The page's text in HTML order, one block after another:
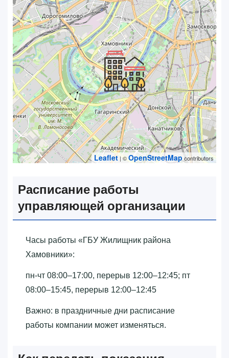
Leaflet| ©OpenStreetMapcontributors
Расписание работы
управляющей организации
Часы работы «‎ГБУ Жилищник района
Хамовники»‎:
пн-чт 08:00–17:00, перерыв 12:00–12:45; пт
08:00–15:45, перерыв 12:00–12:45
Важно: в праздничные дни расписание
работы компании может изменяться.